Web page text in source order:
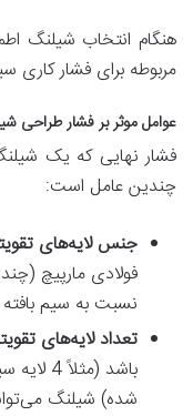
هنگام انتخاب شیلنگ
مربوطه برای فشار کاری
عوامل موثر بر فشار طراحی
فشار نهایی که یک
چندین عامل است:
جنس لایه‌های
فولادی مارپیچ
نسبت به سیم
تعداد لایه‌های
شده) شیلنگ